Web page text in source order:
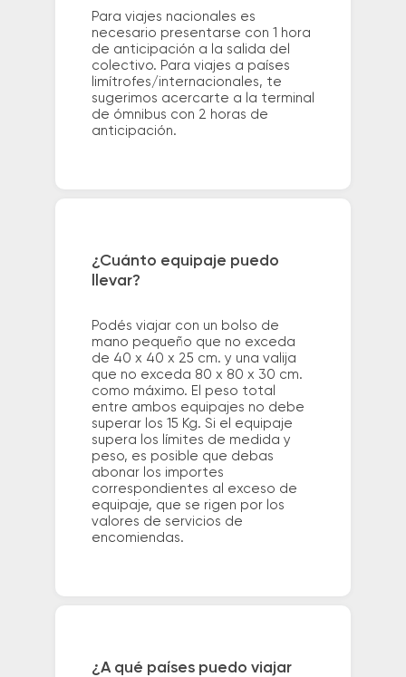
Para viajes nacionales es
necesario presentarse con 1 hora
de anticipación a la salida del
colectivo. Para viajes a países
limítrofes/internacionales, te
sugerimos acercarte a la terminal
de ómnibus con 2 horas de
anticipación.
¿Cuánto equipaje puedo
llevar?
Podés viajar con un bolso de
mano pequeño que no exceda
de 40 x 40 x 25 cm. y una valija
que no exceda 80 x 80 x 30 cm.
como máximo. El peso total
entre ambos equipajes no debe
superar los 15 Kg. Si el equipaje
supera los límites de medida y
peso, es posible que debas
abonar los importes
correspondientes al exceso de
equipaje, que se rigen por los
valores de servicios de
encomiendas.
¿A qué países puedo viajar